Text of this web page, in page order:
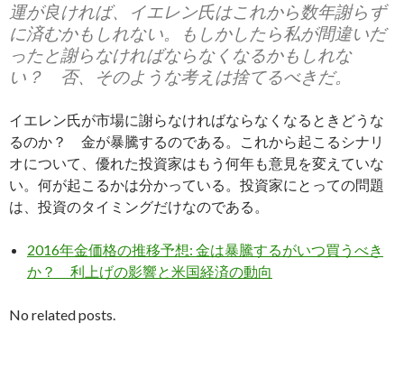
運が良ければ、イエレン氏はこれから数年謝らず
に済むかもしれない。もしかしたら私が間違いだ
ったと謝らなければならなくなるかもしれな
い？ 否、そのような考えは捨てるべきだ。
イエレン氏が市場に謝らなければならなくなるときどうな
るのか？ 金が暴騰するのである。これから起こるシナリ
オについて、優れた投資家はもう何年も意見を変えていな
い。何が起こるかは分かっている。投資家にとっての問題
は、投資のタイミングだけなのである。
2016年金価格の推移予想: 金は暴騰するがいつ買うべき
か？ 利上げの影響と米国経済の動向
No related posts.